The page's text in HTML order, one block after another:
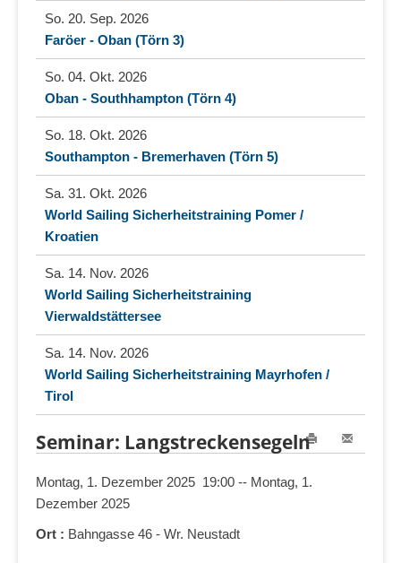
So. 20. Sep. 2026
Faröer - Oban (Törn 3)
So. 04. Okt. 2026
Oban - Southhampton (Törn 4)
So. 18. Okt. 2026
Southampton - Bremerhaven (Törn 5)
Sa. 31. Okt. 2026
World Sailing Sicherheitstraining Pomer /
Kroatien
Sa. 14. Nov. 2026
World Sailing Sicherheitstraining
Vierwaldstättersee
Sa. 14. Nov. 2026
World Sailing Sicherheitstraining Mayrhofen /
Tirol
Seminar: Langstreckensegeln
Montag, 1. Dezember 2025 19:00 -- Montag, 1.
Dezember 2025
Ort : Bahngasse 46 - Wr. Neustadt